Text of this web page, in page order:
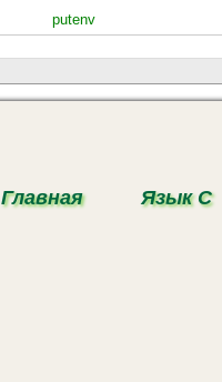
putenv
Главная Язык С